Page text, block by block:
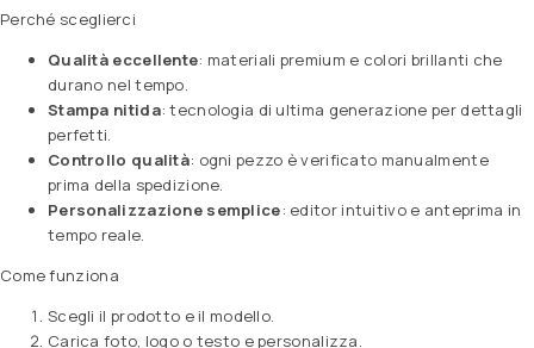
Perché sceglierci
Qualità eccellente: materiali premium e colori brillanti che
durano nel tempo.
Stampa nitida: tecnologia di ultima generazione per dettagli
perfetti.
Controllo qualità: ogni pezzo è verificato manualmente
prima della spedizione.
Personalizzazione semplice: editor intuitivo e anteprima in
tempo reale.
Come funziona
Scegli il prodotto e il modello.
Carica foto, logo o testo e personalizza.